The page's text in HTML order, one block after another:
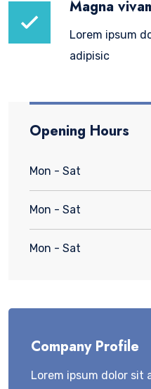
Magna
Lorem ipsum
adipisic
Opening Hours
Mon - Sat
Mon - Sat
Mon - Sat
Company Profile
Lorem ipsum dolor sit